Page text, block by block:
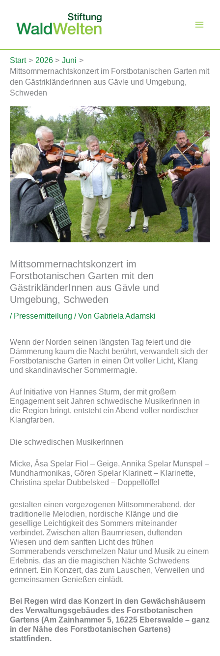
springen
Start 2026
Juni
Mittsommernachtskonzert im Forstbotanischen Garten mit
den GästrikländerInnen aus Gävle und Umgebung,
Schweden
Mittsommernachtskonzert im
Forstbotanischen Garten mit den
GästrikländerInnen aus Gävle und
Umgebung, Schweden
/ Pressemitteilung / Von Gabriela Adamski
Wenn der Norden seinen längsten Tag feiert und die
Dämmerung kaum die Nacht berührt, verwandelt sich der
Forstbotanische Garten in einen Ort voller Licht, Klang
und skandinavischer Sommermagie.
Auf Initiative von Hannes Sturm, der mit großem
Engagement seit Jahren schwedische MusikerInnen in
die Region bringt, entsteht ein Abend voller nordischer
Klangfarben.
Die schwedischen MusikerInnen
Micke, Äsa Spelar Fiol – Geige, Annika Spelar Munspel –
Mundharmonikas, Gören Spelar Klarinett – Klarinette,
Christina spelar Dubbelsked – Doppellöffel
gestalten einen vorgezogenen Mittsommerabend, der
traditionelle Melodien, nordische Klänge und die
gesellige Leichtigkeit des Sommers miteinander
verbindet. Zwischen alten Baumriesen, duftenden
Wiesen und dem sanften Licht des frühen
Sommerabends verschmelzen Natur und Musik zu einem
Erlebnis, das an die magischen Nächte Schwedens
erinnert. Ein Konzert, das zum Lauschen, Verweilen und
gemeinsamen Genießen einlädt.
Bei Regen wird das Konzert in den Gewächshäusern
des Verwaltungsgebäudes des Forstbotanischen
Gartens (Am Zainhammer 5, 16225 Eberswalde – ganz
in der Nähe des Forstbotanischen Gartens)
stattfinden.